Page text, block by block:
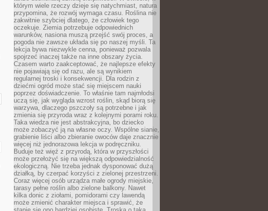
którym wiele rzeczy dzieje się natychmiast, natura
przypomina, że rozwój wymaga czasu. Roślina nie
zakwitnie szybciej dlatego, że człowiek tego
oczekuje. Ziemia potrzebuje odpowiednich
warunków, nasiona muszą przejść swój proces, a
pogoda nie zawsze układa się po naszej myśli. Ta
lekcja bywa niezwykle cenna, ponieważ pozwala
spojrzeć inaczej także na inne obszary życia.
Czasem warto zaakceptować, że najlepsze efekty
nie pojawiają się od razu, ale są wynikiem
regularnej troski i konsekwencji. Dla rodzin z
dziećmi ogród może stać się miejscem nauki
poprzez doświadczenie. To właśnie tam najmłodsi
uczą się, jak wygląda wzrost roślin, skąd biorą się
warzywa, dlaczego pszczoły są potrzebne i jak
zmienia się przyroda wraz z kolejnymi porami roku.
Taka wiedza nie jest abstrakcyjna, bo dziecko
może zobaczyć ją na własne oczy. Wspólne sianie,
grabienie liści albo zbieranie owoców daje znacznie
więcej niż jednorazowa lekcja w podręczniku.
Buduje też więź z przyrodą, która w przyszłości
może przełożyć się na większą odpowiedzialność
ekologiczną. Nie trzeba jednak dysponować dużą
działką, by czerpać korzyści z zielonej przestrzeni.
Coraz więcej osób urządza małe ogrody miejskie,
tarasy pełne roślin albo zielone balkony. Nawet
kilka donic z ziołami, pomidorami czy lawendą
może zmienić charakter miejsca i sprawić, że